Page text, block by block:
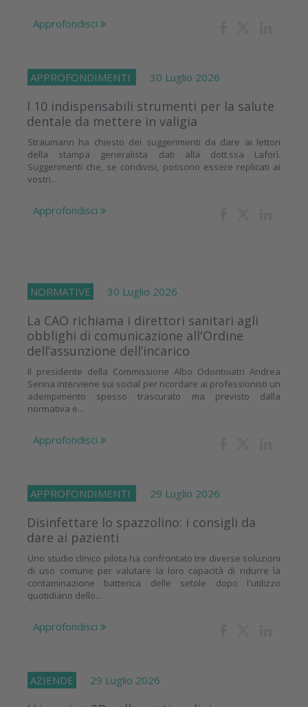
Approfondisci
APPROFONDIMENTI 30 Luglio 2026
I 10 indispensabili strumenti per la salute
dentale da mettere in valigia
Straumann ha chiesto dei suggerimenti da dare ai lettori
della stampa generalista dati alla dott.ssa Laforì.
Suggerimenti che, se condivisi, possono essere replicati ai
vostri...
Approfondisci
NORMATIVE 30 Luglio 2026
La CAO richiama i direttori sanitari agli
obblighi di comunicazione all'Ordine
dell’assunzione dell’incarico
Il presidente della Commissione Albo Odontoiatri Andrea
Senna interviene sui social per ricordare ai professionisti un
adempimento spesso trascurato ma previsto dalla
normativa e...
Approfondisci
APPROFONDIMENTI 29 Luglio 2026
Disinfettare lo spazzolino: i consigli da
dare ai pazienti
Uno studio clinico pilota ha confrontato tre diverse soluzioni
di uso comune per valutare la loro capacità di ridurre la
contaminazione batterica delle setole dopo l'utilizzo
quotidiano dello...
Approfondisci
AZIENDE 29 Luglio 2026